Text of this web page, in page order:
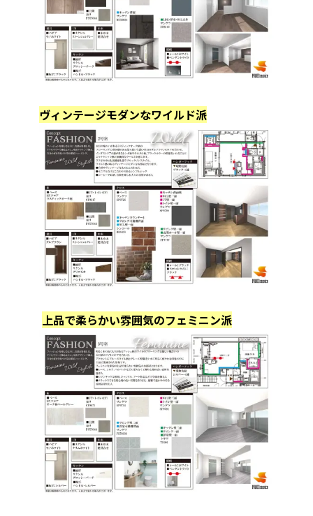
ヴィンテージモダンなワイルド派
上品で柔らかい雰囲気のフェミニン派